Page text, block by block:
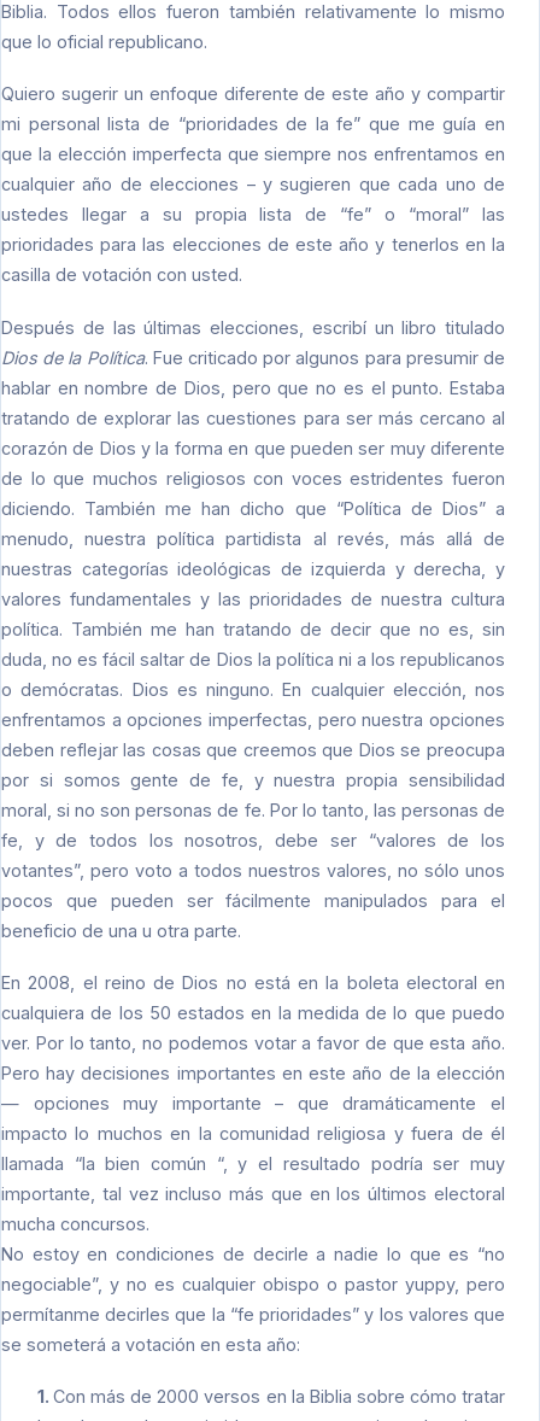
Biblia. Todos ellos fueron también relativamente lo mismo
que lo oficial republicano.
Quiero sugerir un enfoque diferente de este año y compartir
mi personal lista de “prioridades de la fe” que me guía en
que la elección imperfecta que siempre nos enfrentamos en
cualquier año de elecciones – y sugieren que cada uno de
ustedes llegar a su propia lista de “fe” o “moral” las
prioridades para las elecciones de este año y tenerlos en la
casilla de votación con usted.
Después de las últimas elecciones, escribí un libro titulado
Dios de la Política. Fue criticado por algunos para presumir de
hablar en nombre de Dios, pero que no es el punto. Estaba
tratando de explorar las cuestiones para ser más cercano al
corazón de Dios y la forma en que pueden ser muy diferente
de lo que muchos religiosos con voces estridentes fueron
diciendo. También me han dicho que “Política de Dios” a
menudo, nuestra política partidista al revés, más allá de
nuestras categorías ideológicas de izquierda y derecha, y
valores fundamentales y las prioridades de nuestra cultura
política. También me han tratando de decir que no es, sin
duda, no es fácil saltar de Dios la política ni a los republicanos
o demócratas. Dios es ninguno. En cualquier elección, nos
enfrentamos a opciones imperfectas, pero nuestra opciones
deben reflejar las cosas que creemos que Dios se preocupa
por si somos gente de fe, y nuestra propia sensibilidad
moral, si no son personas de fe. Por lo tanto, las personas de
fe, y de todos los nosotros, debe ser “valores de los
votantes”, pero voto a todos nuestros valores, no sólo unos
pocos que pueden ser fácilmente manipulados para el
beneficio de una u otra parte.
En 2008, el reino de Dios no está en la boleta electoral en
cualquiera de los 50 estados en la medida de lo que puedo
ver. Por lo tanto, no podemos votar a favor de que esta año.
Pero hay decisiones importantes en este año de la elección
— opciones muy importante – que dramáticamente el
impacto lo muchos en la comunidad religiosa y fuera de él
llamada “la bien común “, y el resultado podría ser muy
importante, tal vez incluso más que en los últimos electoral
mucha concursos.
No estoy en condiciones de decirle a nadie lo que es “no
negociable”, y no es cualquier obispo o pastor yuppy, pero
permítanme decirles que la “fe prioridades” y los valores que
se someterá a votación en esta año:
1.Con más de 2000 versos en la Biblia sobre cómo tratar